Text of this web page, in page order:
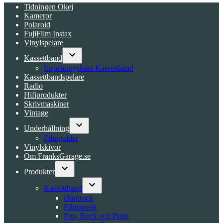
Tidningen Okej
Kameror
Polaroid
FujiFilm Instax
Vinylspelare
Kassettband
Open
dropdown
menu
Inspelningsbara Kassettband
Kassettbandspelare
Radio
Hifiprodukter
Skrivmaskiner
Vintage
Underhållning
Open
Filmguider
Vinylskivor
Om FranksGarage.se
Produkter
Open
dropdown
menu
Kassettband
Open
dropdown
menu
Hårdrock
Filmmusik
Pop, Rock och Punk